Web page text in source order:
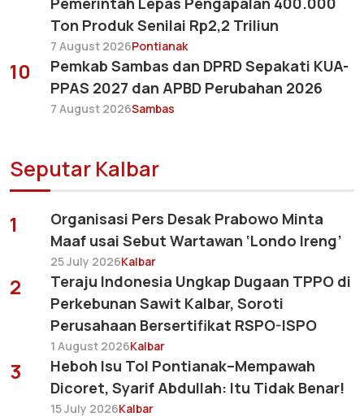
Ton Produk Senilai Rp2,2 Triliun
7 August 2026Pontianak
10
Pemkab Sambas dan DPRD Sepakati KUA-
PPAS 2027 dan APBD Perubahan 2026
7 August 2026Sambas
Seputar Kalbar
1
Organisasi Pers Desak Prabowo Minta
Maaf usai Sebut Wartawan ‘Londo Ireng’
25 July 2026Kalbar
2
Teraju Indonesia Ungkap Dugaan TPPO di
Perkebunan Sawit Kalbar, Soroti
Perusahaan Bersertifikat RSPO-ISPO
1 August 2026Kalbar
3
Heboh Isu Tol Pontianak–Mempawah
Dicoret, Syarif Abdullah: Itu Tidak Benar!
15 July 2026Kalbar